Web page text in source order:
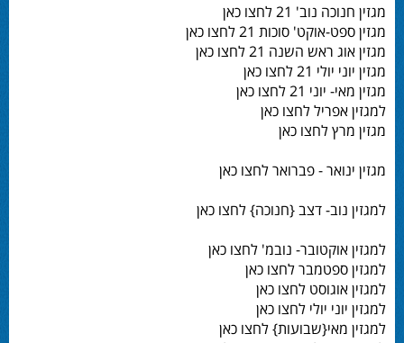
מגזין חנוכה נוב' 21 לחצו כאן
מגזין ספט-אוקט' סוכות 21 לחצו כאן
מגזין אוג ראש השנה 21 לחצו כאן
מגזין יוני יולי 21 לחצו כאן
מגזין מאי- יוני 21 לחצו כאן
למגזין אפריל לחצו כאן
מגזין מרץ לחצו כאן
מגזין ינואר - פברואר לחצו כאן
למגזין נוב- דצב {חנוכה} לחצו כאן
למגזין אוקטובר- נובמ' לחצו כאן
למגזין ספטמבר לחצו כאן
למגזין אוגוסט לחצו כאן
למגזין יוני יולי לחצו כאן
למגזין מאי{שבועות} לחצו כאן